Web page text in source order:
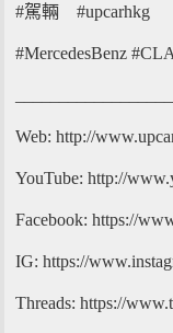
#駕輛 #upcarhkg
#MercedesBenz
Web: http://
YouTube: http://
Facebook: https://
IG: https://
Threads: https://